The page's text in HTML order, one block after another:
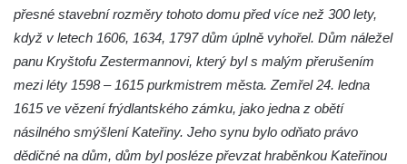
Jindřichův dvůr v lázních Kyselka
Altán v lázních Kyselka
Mattoniho vila v lázních Kyselka
Bývalý Štichlův Mlýn u Andělské Hory
Bývalý Hotel Central v Bečově nad Teplou
Dům čp. 254 v Krásné Lípě (kavárna u
přesné stavební rozměry tohoto domu před více než 300 lety,
když v letech 1606, 1634, 1797 dům úplně vyhořel. Dům náležel
panu Kryštofu Zestermannovi, který byl s malým přerušením
mezi léty 1598 – 1615 purkmistrem města. Zemřel 24. ledna
1615 ve vězení frýdlantského zámku, jako jedna z obětí
násilného smýšlení Kateřiny. Jeho synu bylo odňato právo
dědičné na dům, dům byl posléze převzat hraběnkou Kateřinou